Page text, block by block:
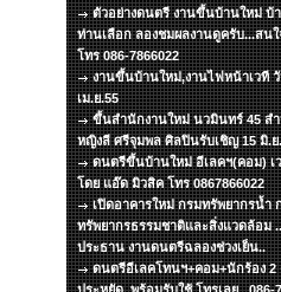
ตัวอย่างดนตรี งานขึ้นบ้านใหม่ บ้
ท่านเลือก ลองชมผลงานดูครับ...สน
โทร 086-7866022
งานขึ้นบ้านใหม่,งานไฟหน้าเวที
เม.ย.55
ขึ้นสำนักงานใหม่ นวมินทร์ 45 ส
หญิงลี ศรีจุมพล ศิลปินรับเชิญ 15 มิ.ย
ดนตรีขึ้นบ้านใหม่ อีเลคฯ(คอม) เว
โดย แอ๊ด มิวสิค โทร 0867866022
เปิดอาคารใหม่ กรมทรัพยากรน้ำ
ทรัพยากรธรรมชาติและสิ่งแวดล้อม
ประธาน งานดนตรีฉลองช่วงเย็น..
ดนตรีอีเลคโทนฯ+คอม+นักร้อง 2